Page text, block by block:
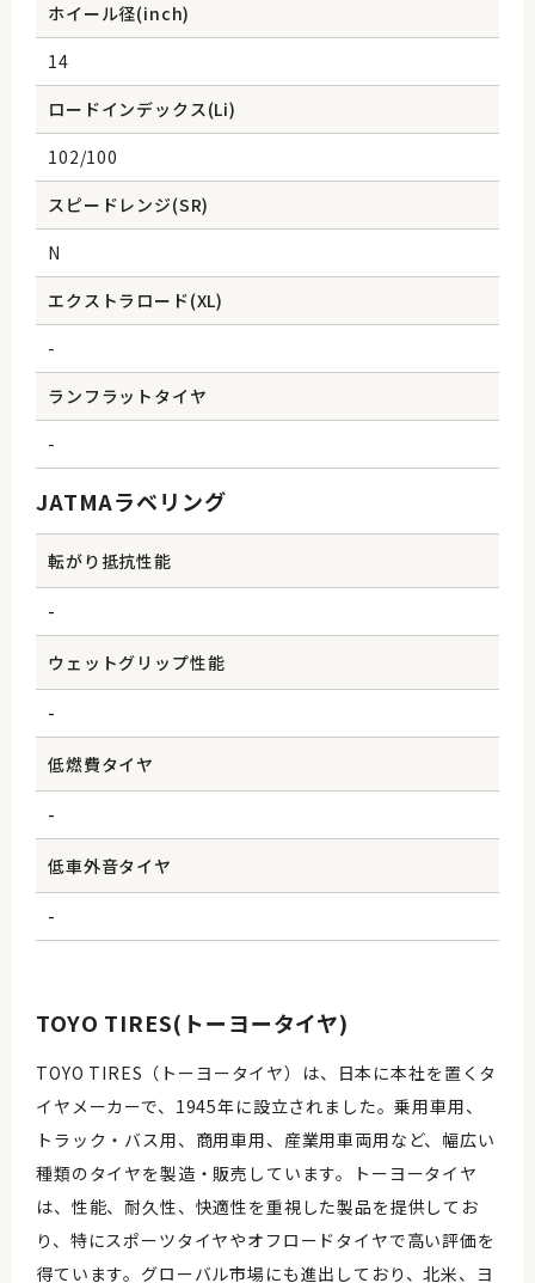
ホイール径(inch)
14
ロードインデックス(Li)
102/100
スピードレンジ(SR)
N
エクストラロード(XL)
-
ランフラットタイヤ
-
JATMAラベリング
転がり抵抗性能
-
ウェットグリップ性能
-
低燃費タイヤ
-
低車外音タイヤ
-
TOYO TIRES(トーヨータイヤ)
TOYO TIRES（トーヨータイヤ）は、日本に本社を置くタ
イヤメーカーで、1945年に設立されました。乗用車用、
トラック・バス用、商用車用、産業用車両用など、幅広い
種類のタイヤを製造・販売しています。トーヨータイヤ
は、性能、耐久性、快適性を重視した製品を提供してお
り、特にスポーツタイヤやオフロードタイヤで高い評価を
得ています。グローバル市場にも進出しており、北米、ヨ